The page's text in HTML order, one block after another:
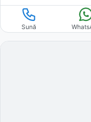
Sună